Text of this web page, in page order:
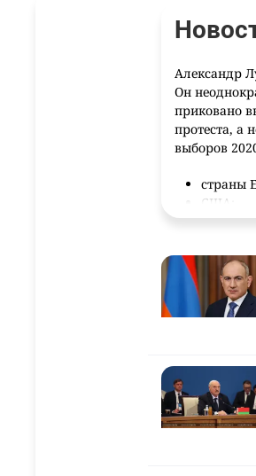
Александр
Он
приковано
протеста, а
выборов
страны
США;
Несмотря
Александр
считался